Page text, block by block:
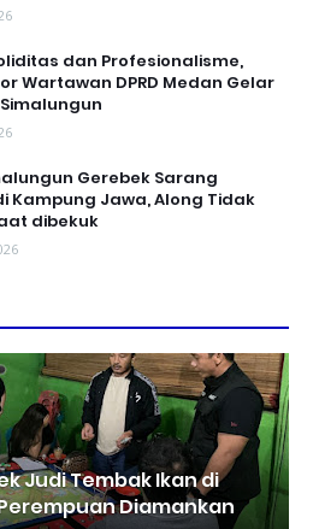
dan Profesionalisme,
Wartawan DPRD Medan Gelar
Gerebek Sarang
Kampung Jawa, Along Tidak
dibekuk
Judi Tembak Ikan di
Diamankan